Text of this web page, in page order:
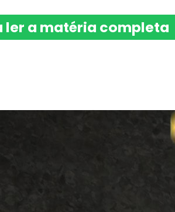
ler a matéria completa